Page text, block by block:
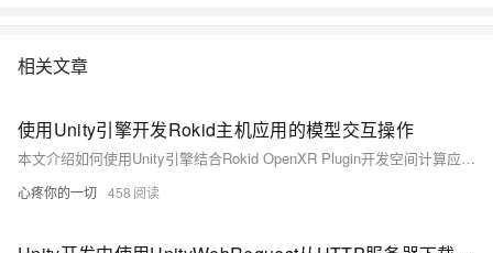
相关文章
使用Unity引擎开发Rokid主机应用的模型交互操作
本文介绍如何使用Unity引擎结合Rokid OpenXR Plugin开发空间计算应用，实现射线交互、模型操作等功能。涵盖环境配置、Demo导入、UI搭建与脚本编写，助力开发者快速构建AR交互应用。
心疼你的一切 458